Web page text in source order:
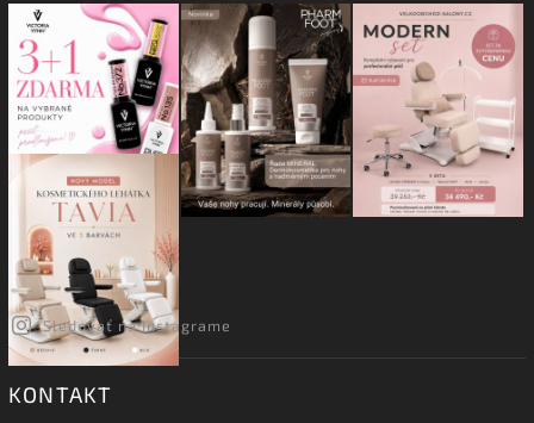
Sledovať na Instagrame
KONTAKT